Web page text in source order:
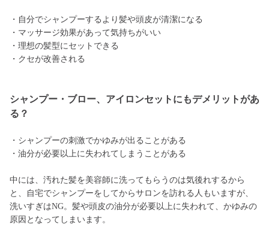
・自分でシャンプーするより髪や頭皮が清潔になる
・マッサージ効果があって気持ちがいい
・理想の髪型にセットできる
・クセが改善される
シャンプー・ブロー、アイロンセットにもデメリットがあ
る？
・シャンプーの刺激でかゆみが出ることがある
・油分が必要以上に失われてしまうことがある
中には、汚れた髪を美容師に洗ってもらうのは気後れするから
と、自宅でシャンプーをしてからサロンを訪れる人もいますが、
洗いすぎはNG。髪や頭皮の油分が必要以上に失われて、かゆみの
原因となってしまいます。